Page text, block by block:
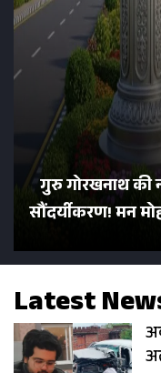
गुरु गोरखनाथ की
सौंदर्यीकरण! मन
Latest